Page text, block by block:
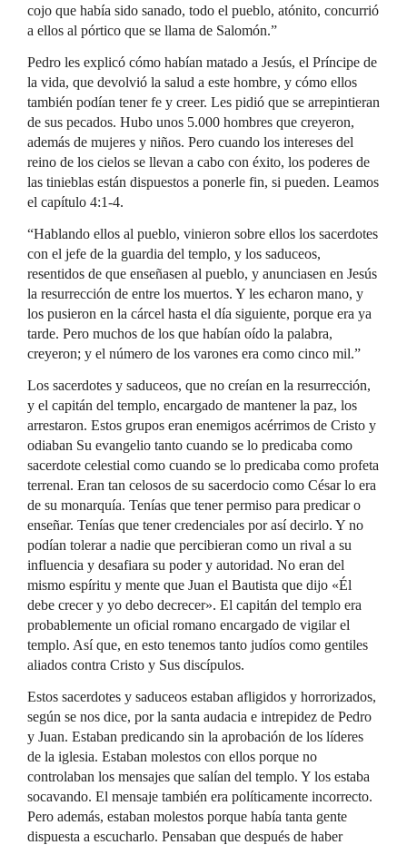
cojo que había sido sanado, todo el pueblo, atónito, concurrió
a ellos al pórtico que se llama de Salomón.”
Pedro les explicó cómo habían matado a Jesús, el Príncipe de
la vida, que devolvió la salud a este hombre, y cómo ellos
también podían tener fe y creer. Les pidió que se arrepintieran
de sus pecados. Hubo unos 5.000 hombres que creyeron,
además de mujeres y niños. Pero cuando los intereses del
reino de los cielos se llevan a cabo con éxito, los poderes de
las tinieblas están dispuestos a ponerle fin, si pueden. Leamos
el capítulo 4:1-4.
“Hablando ellos al pueblo, vinieron sobre ellos los sacerdotes
con el jefe de la guardia del templo, y los saduceos,
resentidos de que enseñasen al pueblo, y anunciasen en Jesús
la resurrección de entre los muertos. Y les echaron mano, y
los pusieron en la cárcel hasta el día siguiente, porque era ya
tarde. Pero muchos de los que habían oído la palabra,
creyeron; y el número de los varones era como cinco mil.”
Los sacerdotes y saduceos, que no creían en la resurrección,
y el capitán del templo, encargado de mantener la paz, los
arrestaron. Estos grupos eran enemigos acérrimos de Cristo y
odiaban Su evangelio tanto cuando se lo predicaba como
sacerdote celestial como cuando se lo predicaba como profeta
terrenal. Eran tan celosos de su sacerdocio como César lo era
de su monarquía. Tenías que tener permiso para predicar o
enseñar. Tenías que tener credenciales por así decirlo. Y no
podían tolerar a nadie que percibieran como un rival a su
influencia y desafiara su poder y autoridad. No eran del
mismo espíritu y mente que Juan el Bautista que dijo «Él
debe crecer y yo debo decrecer». El capitán del templo era
probablemente un oficial romano encargado de vigilar el
templo. Así que, en esto tenemos tanto judíos como gentiles
aliados contra Cristo y Sus discípulos.
Estos sacerdotes y saduceos estaban afligidos y horrorizados,
según se nos dice, por la santa audacia e intrepidez de Pedro
y Juan. Estaban predicando sin la aprobación de los líderes
de la iglesia. Estaban molestos con ellos porque no
controlaban los mensajes que salían del templo. Y los estaba
socavando. El mensaje también era políticamente incorrecto.
Pero además, estaban molestos porque había tanta gente
dispuesta a escucharlo. Pensaban que después de haber